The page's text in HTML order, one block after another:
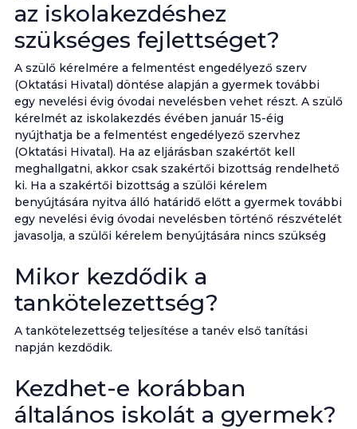
az iskolakezdéshez
szükséges fejlettséget?
A szülő kérelmére a felmentést engedélyező szerv
(Oktatási Hivatal) döntése alapján a gyermek további
egy nevelési évig óvodai nevelésben vehet részt. A szülő
kérelmét az iskolakezdés évében január 15-éig
nyújthatja be a felmentést engedélyező szervhez
(Oktatási Hivatal). Ha az eljárásban szakértőt kell
meghallgatni, akkor csak szakértői bizottság rendelhető
ki. Ha a szakértői bizottság a szülői kérelem
benyújtására nyitva álló határidő előtt a gyermek további
egy nevelési évig óvodai nevelésben történő részvételét
javasolja, a szülői kérelem benyújtására nincs szükség
Mikor kezdődik a
tankötelezettség?
A tankötelezettség teljesítése a tanév első tanítási
napján kezdődik.
Kezdhet-e korábban
általános iskolát a gyermek?